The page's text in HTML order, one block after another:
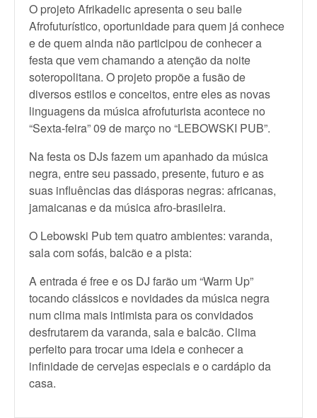
O projeto Afrikadelic apresenta o seu baile
Afrofuturístico, oportunidade para quem já conhece
e de quem ainda não participou de conhecer a
festa que vem chamando a atenção da noite
soteropolitana. O projeto propõe a fusão de
diversos estilos e conceitos, entre eles as novas
linguagens da música afrofuturista acontece no
“Sexta-feira” 09 de março no “LEBOWSKI PUB”.
Na festa os DJs fazem um apanhado da música
negra, entre seu passado, presente, futuro e as
suas influências das diásporas negras: africanas,
jamaicanas e da música afro-brasileira.
O Lebowski Pub tem quatro ambientes: varanda,
sala com sofás, balcão e a pista:
A entrada é free e os DJ farão um “Warm Up”
tocando clássicos e novidades da música negra
num clima mais intimista para os convidados
desfrutarem da varanda, sala e balcão. Clima
perfeito para trocar uma ideia e conhecer a
infinidade de cervejas especiais e o cardápio da
casa.